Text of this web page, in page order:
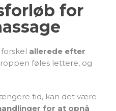
for
allerede efter
føles lettere, og
tid, kan det være
for at opnå